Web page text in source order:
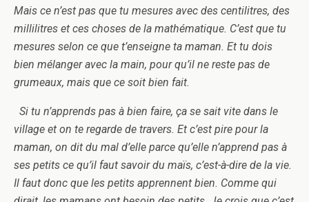
Mais ce n’est pas que tu mesures avec des centilitres, des
millilitres et ces choses de la mathématique. C’est que tu
mesures selon ce que t’enseigne ta maman. Et tu dois
bien mélanger avec la main, pour qu’il ne reste pas de
grumeaux, mais que ce soit bien fait.
Si tu n’apprends pas à bien faire, ça se sait vite dans le
village et on te regarde de travers. Et c’est pire pour la
maman, on dit du mal d’elle parce qu’elle n’apprend pas à
ses petits ce qu’il faut savoir du maïs, c’est-à-dire de la vie.
Il faut donc que les petits apprennent bien. Comme qui